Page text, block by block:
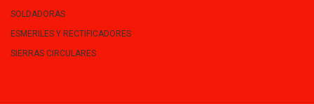
SOLDADORAS
ESMERILES Y RECTIFICADORES
SIERRAS CIRCULARES